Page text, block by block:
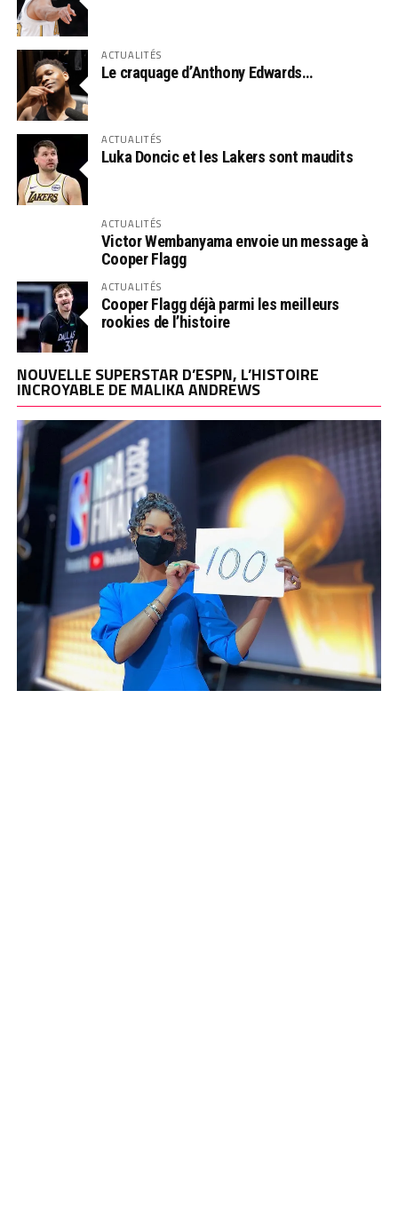
ACTUALITÉS
Le craquage d’Anthony Edwards…
ACTUALITÉS
Luka Doncic et les Lakers sont maudits
ACTUALITÉS
Victor Wembanyama envoie un message à
Cooper Flagg
ACTUALITÉS
Cooper Flagg déjà parmi les meilleurs
rookies de l’histoire
NOUVELLE SUPERSTAR D’ESPN, L’HISTOIRE
INCROYABLE DE MALIKA ANDREWS